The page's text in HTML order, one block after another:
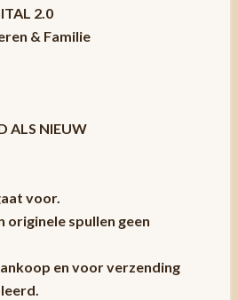
2.0
& Familie
ALS NIEUW
voor.
originele spullen geen
en voor verzending